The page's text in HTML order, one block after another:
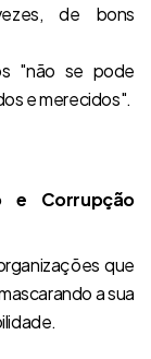
de bons
"não se pode
e merecidos".
e Corrupção
que
a sua